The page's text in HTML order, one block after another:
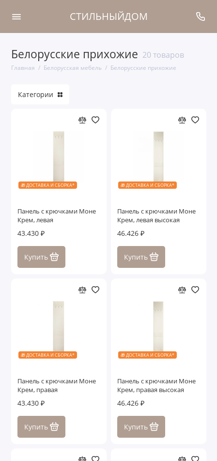
СТИЛЬНЫЙДОМ
Белорусские прихожие 20 товаров
Главная Белорусская мебель Белорусские прихожие
Белорусские кровати
Белорусские шкафы
Белорусская мягкая мебель
Белорусские витрины
Белорусские прихожие
Белорусские стулья
Белорусские пуфики и банкетки
Категории
🎁 ДОСТАВКА И СБОРКА*
Панель с крючками Моне
Крем, левая
43.430 ₽
Купить
🎁 ДОСТАВКА И СБОРКА*
Панель с крючками Моне
Крем, левая высокая
46.426 ₽
Купить
🎁 ДОСТАВКА И СБОРКА*
Панель с крючками Моне
Крем, правая
43.430 ₽
Купить
🎁 ДОСТАВКА И СБОРКА*
Панель с крючками Моне
Крем, правая высокая
46.426 ₽
Купить